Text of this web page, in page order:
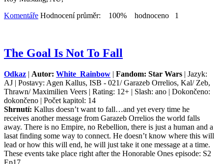
Komentáře Hodnocení průměr: 100% hodnoceno 1
The Goal Is Not To Fall
Odkaz | Autor: White_Rainbow | Fandom: Star Wars | Jazyk:
AJ | Postavy: Agen Kallus, ISB - 021/ Garazeb Orrelios, Kal/ Zeb,
Thrawn/ Maximilien Veers | Rating: 12+ | Slash: ano | Dokončeno:
dokončeno | Počet kapitol: 14
Shrnutí: Kallus doesn’t want to fall…and yet every time he
receives another message from Garazeb Orrelios the world falls
away. There is no Empire, no Rebellion, there is just a human and a
lasat finding some way to connect. He doesn’t know where this will
lead or how this will end, he will just take it one message at a time.
These events take place right after the Honorable Ones episode: S2
Ep17